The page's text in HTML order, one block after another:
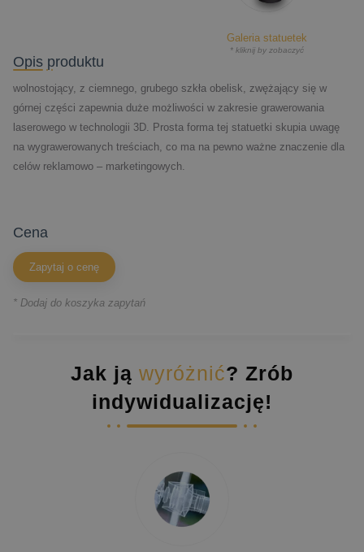
Galeria statuetek
* kliknij by zobaczyć
Opis produktu
wolnostojący, z ciemnego, grubego szkła obelisk, zwężający się w
górnej części zapewnia duże możliwości w zakresie grawerowania
laserowego w technologii 3D. Prosta forma tej statuetki skupia uwagę
na wygrawerowanych treściach, co ma na pewno ważne znaczenie dla
celów reklamowo – marketingowych.
cena
Zapytaj o cenę
* Dodaj do koszyka zapytań
Jak ją wyróżnić? Zrób
indywidualizację!